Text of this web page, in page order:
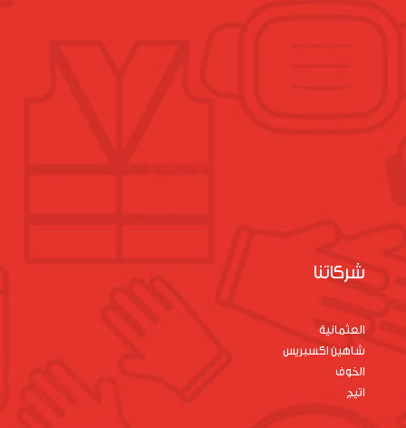
شركاتنا
العثمانية
شاهين اكسبريس
الخوف
اتيج